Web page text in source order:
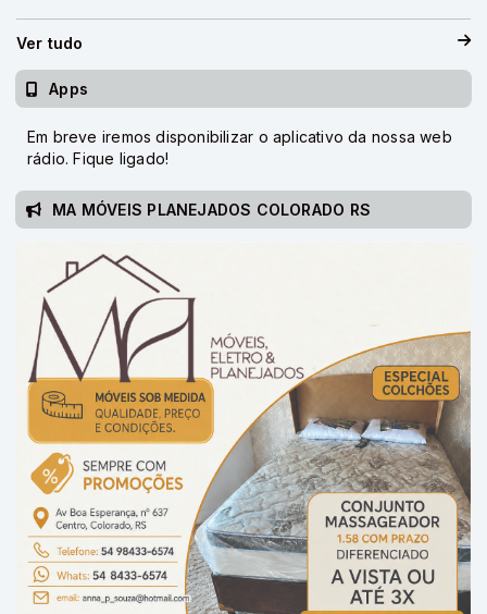
Ver tudo
Apps
Em breve iremos disponibilizar o aplicativo da nossa web
rádio. Fique ligado!
MA MÓVEIS PLANEJADOS COLORADO RS